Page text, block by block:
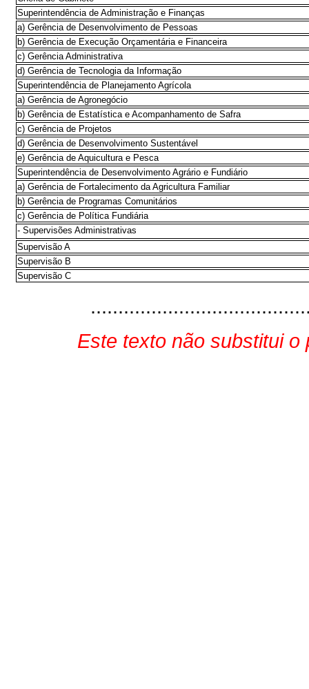
Superintendência de Administração e Finanças
a) Gerência de Desenvolvimento de Pessoas
b) Gerência de Execução Orçamentária e Financeira
c) Gerência Administrativa
d) Gerência de Tecnologia da Informação
Superintendência de Planejamento Agrícola
a) Gerência de Agronegócio
b) Gerência de Estatística e Acompanhamento de Safra
c) Gerência de Projetos
d) Gerência de Desenvolvimento Sustentável
e) Gerência de Aquicultura e Pesca
Superintendência de Desenvolvimento Agrário e Fundiário
a) Gerência de Fortalecimento da Agricultura Familiar
b) Gerência de Programas Comunitários
c) Gerência de Política Fundiária
- Supervisões Administrativas
Supervisão A
Supervisão B
Supervisão C
Este texto não substitui